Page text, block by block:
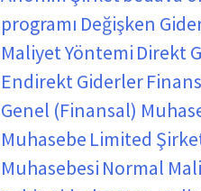
programı Değişken
Maliyet Yöntemi Direkt
Endirekt Giderler
Genel (Finansal)
Muhasebe Limited
Muhasebesi Normal